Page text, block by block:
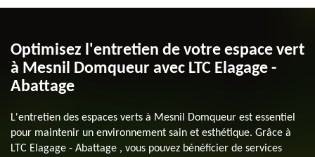
Optimisez l'entretien de votre espace vert
à Mesnil Domqueur avec LTC Elagage -
Abattage
L'entretien des espaces verts à Mesnil Domqueur est essentiel
pour maintenir un environnement sain et esthétique. Grâce à
LTC Elagage - Abattage , vous pouvez bénéficier de services